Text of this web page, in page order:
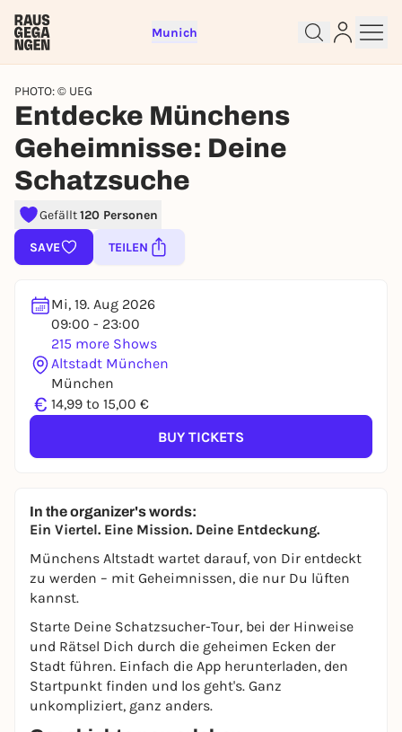
Munich
PHOTO: © UEG
Entdecke Münchens
Geheimnisse: Deine
Schatzsuche
Gefällt120 Personen
SAVE TEILEN
Mi, 19. Aug 2026
09:00 - 23:00
215 more Shows
Altstadt München
München
€ 14,99 to 15,00 €
BUY TICKETS
In the organizer's words:
Ein Viertel. Eine Mission. Deine Entdeckung.
Münchens Altstadt wartet darauf, von Dir entdeckt
zu werden – mit Geheimnissen, die nur Du lüften
kannst.
Starte Deine Schatzsucher-Tour, bei der Hinweise
und Rätsel Dich durch die geheimen Ecken der
Stadt führen. Einfach die App herunterladen, den
Startpunkt finden und los geht's. Ganz
unkompliziert, ganz anders.
Sign up for free and get started
right away
lotteries, you need a free Rausgegangen account.
REGISTER FOR FREE NOW
You already have an account?